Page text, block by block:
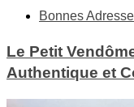
Bonnes
Le Petit
Authentique et